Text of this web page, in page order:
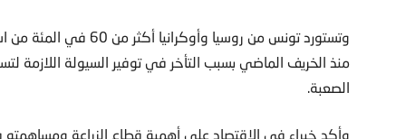
وتستورد تونس من روسيا
منذ الخريف الماضي بسبب التأخر في توفير السيولة اللازمة
الصعبة.
وأكد خبراء في الاقتصاد على أهمية قطاع الزراعة